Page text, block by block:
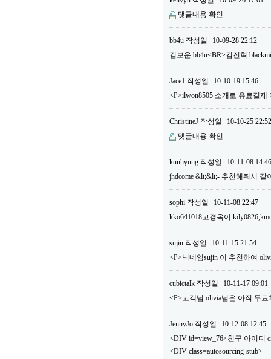
댓글내용 확인
bb4u 작성일
10-09-28 22:12
김보운 bb4u<BR>김진혁
Jace1 작성일
10-10-19 15:46
<P>ilwon8505 소개로 유료결
ChristineJ 작성일
10-10-25 22:52
댓글내용 확인
kunhyung 작성일
10-11-08 14:46
jhdcome &lt;&lt;- 추천해줘서
sophi 작성일
10-11-08 22:47
kko641018고경옥이
sujin 작성일
10-11-15 21:54
<P>닉네임sujin 이 추천하여
cubictalk 작성일
10-11-17 09:01
<P>고객님 olivia님은 아직 무
JennyJo 작성일
10-12-08 12:45
<DIV id=view_76>친구 아이디
<DIV class=autosourcing-stub>